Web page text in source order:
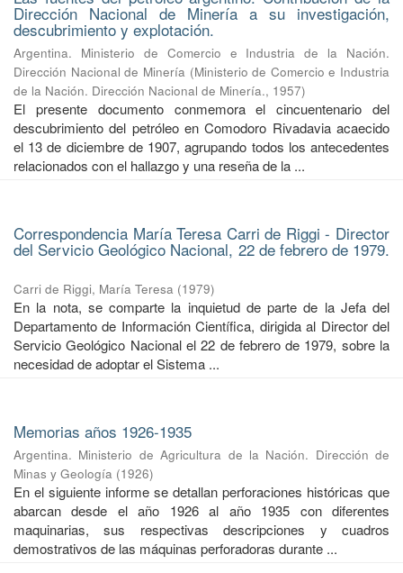
Dirección Nacional de Minería a su investigación,
descubrimiento y explotación.
Argentina. Ministerio de Comercio e Industria de la Nación.
Dirección Nacional de Minería (Ministerio de Comercio e Industria
de la Nación. Dirección Nacional de Minería., 1957)
El presente documento conmemora el cincuentenario del
descubrimiento del petróleo en Comodoro Rivadavia acaecido
el 13 de diciembre de 1907, agrupando todos los antecedentes
relacionados con el hallazgo y una reseña de la ...
Correspondencia María Teresa Carri de Riggi - Director
del Servicio Geológico Nacional, 22 de febrero de 1979.
Carri de Riggi, María Teresa (1979)
En la nota, se comparte la inquietud de parte de la Jefa del
Departamento de Información Científica, dirigida al Director del
Servicio Geológico Nacional el 22 de febrero de 1979, sobre la
necesidad de adoptar el Sistema ...
Memorias años 1926-1935
Argentina. Ministerio de Agricultura de la Nación. Dirección de
Minas y Geología (1926)
En el siguiente informe se detallan perforaciones históricas que
abarcan desde el año 1926 al año 1935 con diferentes
maquinarias, sus respectivas descripciones y cuadros
demostrativos de las máquinas perforadoras durante ...